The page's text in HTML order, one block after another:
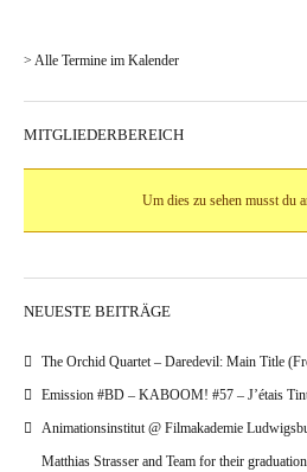
> Alle Termine im Kalender
MITGLIEDERBEREICH
Um dies zu sehen musst du
NEUESTE BEITRÄGE
The Orchid Quartet – Daredevil: Main Title
Emission #BD – KABOOM! #57 – J’étais
Animationsinstitut @ Filmakademie
Matthias Strasser and Team for their